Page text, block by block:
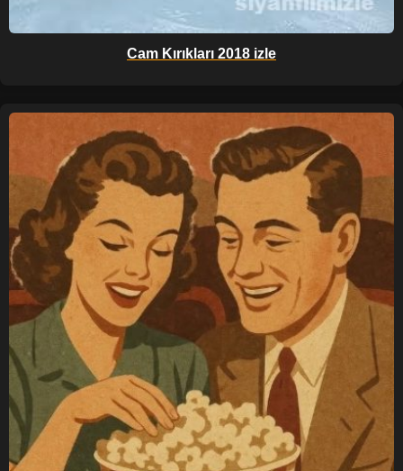
Cam Kırıkları 2018 izle